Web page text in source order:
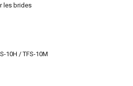
les brides
10H / TFS-10M